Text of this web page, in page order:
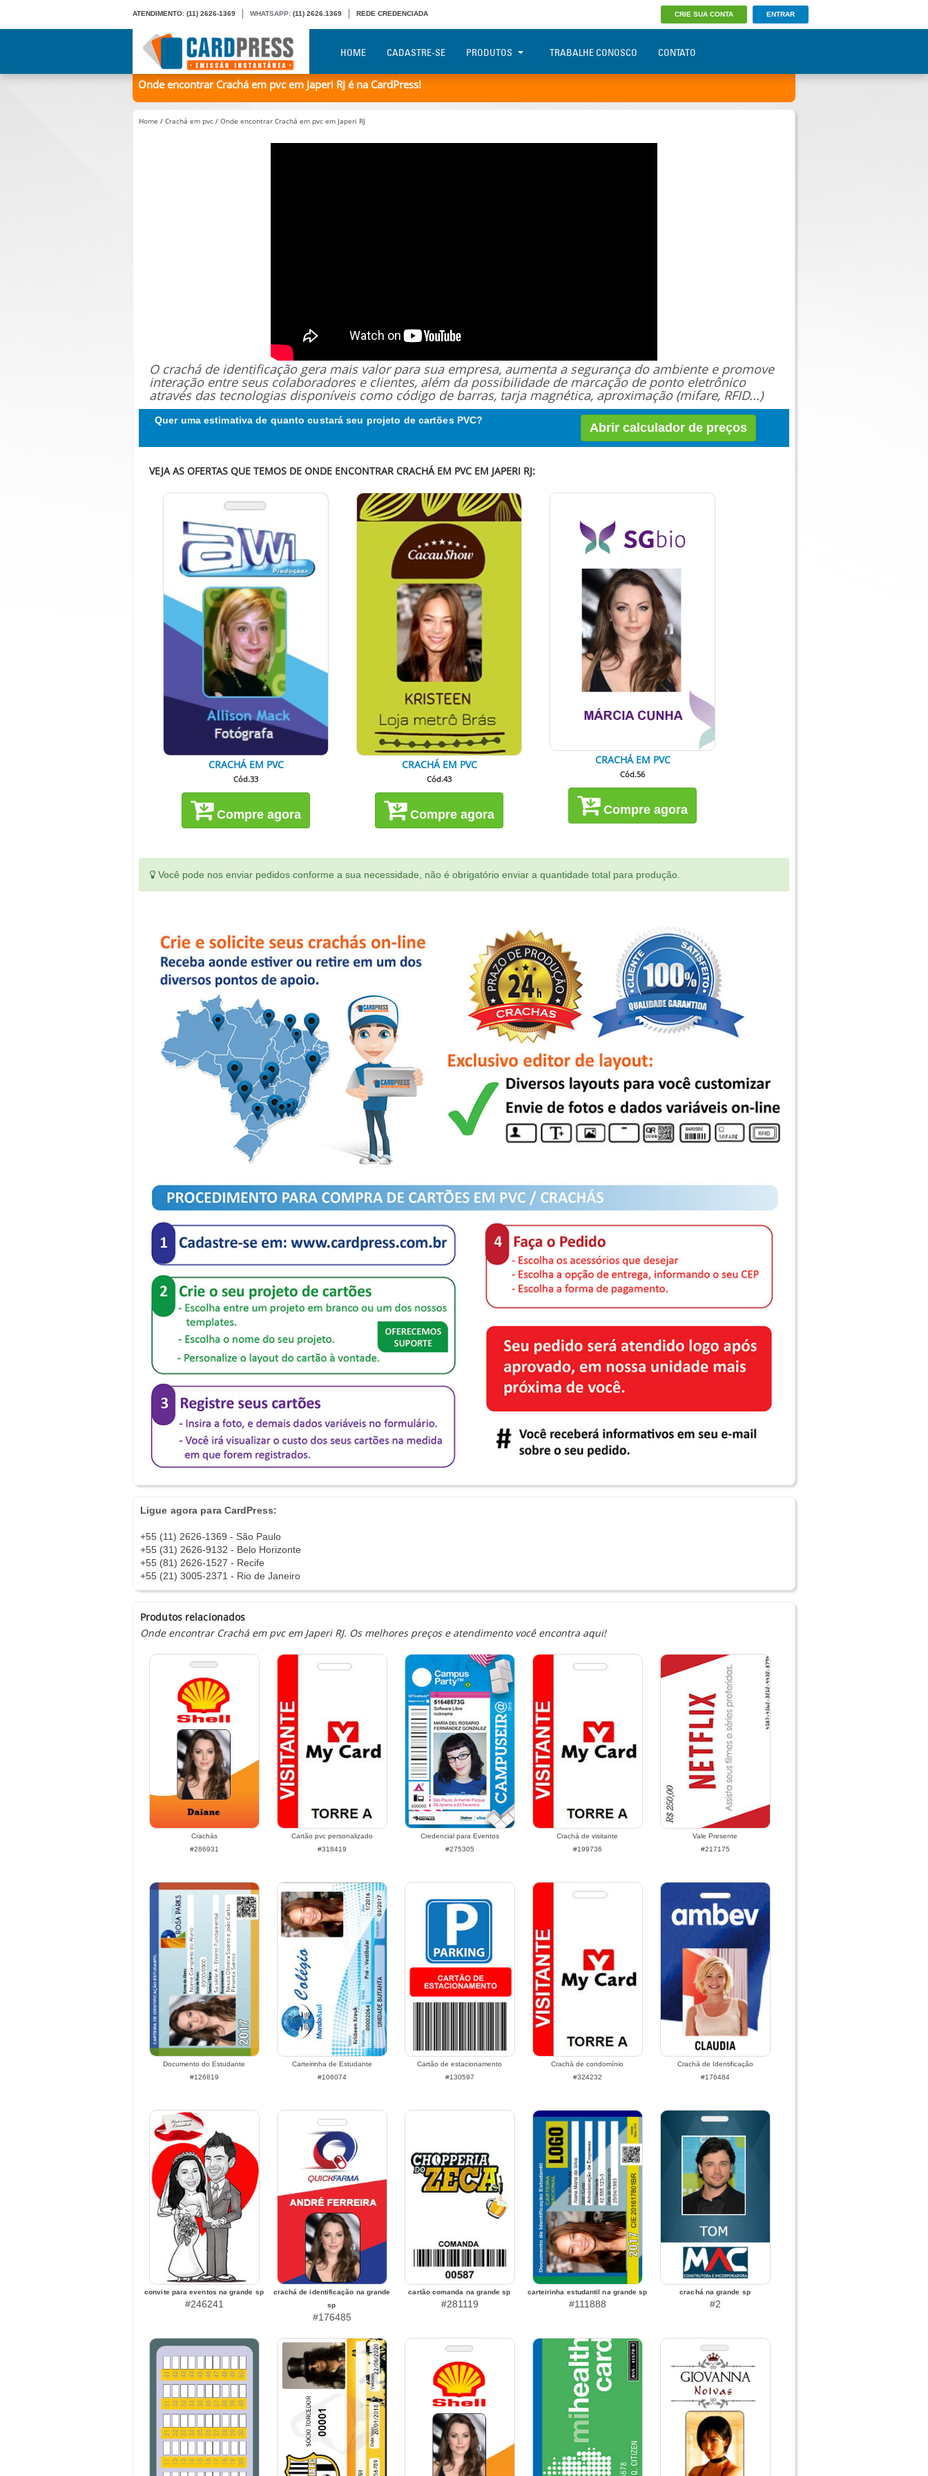
ATENDIMENTO: (11) 2626-1369 WHATSAPP: (11) 2626.1369 REDE CREDENCIADA CRIE SUA CONTA ENTRAR
HOME CADASTRE-SE PRODUTOS TRABALHE CONOSCO CONTATO
Onde encontrar Crachá em pvc em Japeri RJ é na CardPress!
Home / Crachá em pvc / Onde encontrar Crachá em pvc em Japeri RJ
O crachá de identificação gera mais valor para sua empresa, aumenta a segurança do ambiente e promove
interação entre seus colaboradores e clientes, além da possibilidade de marcação de ponto eletrônico
através das tecnologias disponíveis como código de barras, tarja magnética, aproximação (mifare, RFID...)
Quer uma estimativa de quanto custará seu projeto de cartões PVC?
Abrir calculador de preços
VEJA AS OFERTAS QUE TEMOS DE ONDE ENCONTRAR CRACHÁ EM PVC EM JAPERI RJ:
CRACHÁ EM PVC
Cód.33
Compre agora
CRACHÁ EM PVC
Cód.43
Compre agora
CRACHÁ EM PVC
Cód.56
Compre agora
Você pode nos enviar pedidos conforme a sua necessidade, não é obrigatório enviar a quantidade total para produção.
Ligue agora para CardPress:
+55 (11) 2626-1369 - São Paulo
+55 (31) 2626-9132 - Belo Horizonte
+55 (81) 2626-1527 - Recife
+55 (21) 3005-2371 - Rio de Janeiro
Produtos relacionados
Onde encontrar Crachá em pvc em Japeri RJ. Os melhores preços e atendimento você encontra aqui!
Crachás
#286931
Cartão pvc personalizado
#318419
Credencial para Eventos
#275305
Crachá de visitante
#199736
Vale Presente
#217175
Documento do Estudante
#126819
Carteirinha de Estudante
#106074
Cartão de estacionamento
#130597
Crachá de condomínio
#324232
Crachá de Identificação
#176484
convite para eventos na grande sp
#246241
crachá de identificação na grande
sp
#176485
cartão comanda na grande sp
#281119
carteirinha estudantil na grande sp
#111888
crachá na grande sp
#2